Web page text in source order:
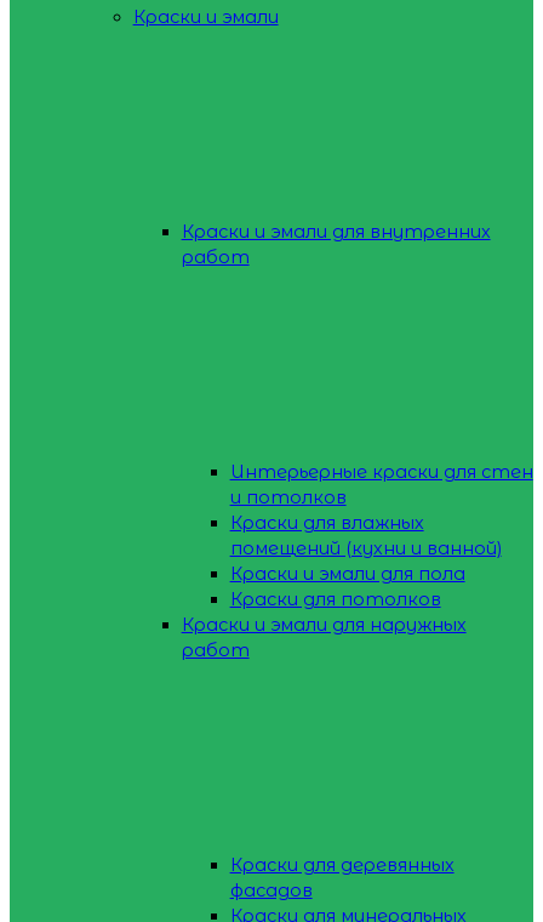
Краски и эмали
Краски и эмали для внутренних
работ
Интерьерные краски для стен
и потолков
Краски для влажных
помещений (кухни и ванной)
Краски и эмали для пола
Краски для потолков
Краски и эмали для наружных
работ
Краски для деревянных
фасадов
Краски для минеральных